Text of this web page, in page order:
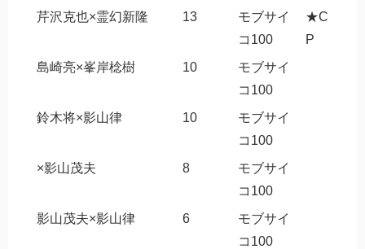
芹沢克也×霊幻新隆
13
モブサイ
コ100
★C
P
島崎亮×峯岸棯樹
10
モブサイ
コ100
鈴木将×影山律
10
モブサイ
コ100
×影山茂夫
8
モブサイ
コ100
影山茂夫×影山律
6
モブサイ
コ100